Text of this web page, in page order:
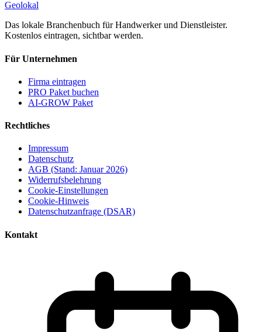
Geolokal
Das lokale Branchenbuch für Handwerker und Dienstleister.
Kostenlos eintragen, sichtbar werden.
Für Unternehmen
Firma eintragen
PRO Paket buchen
AI-GROW Paket
Rechtliches
Impressum
Datenschutz
AGB (Stand: Januar 2026)
Widerrufsbelehrung
Cookie-Einstellungen
Cookie-Hinweis
Datenschutzanfrage (DSAR)
Kontakt